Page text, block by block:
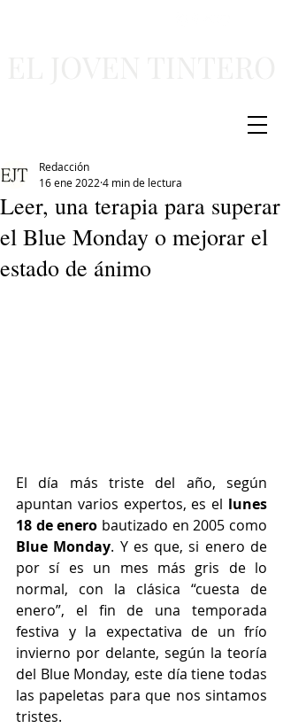
Leer, una terapia para superar
el Blue Monday o mejorar el
estado de ánimo
Redacción
16 ene 2022 4 min de lectura
El día más triste del año, según
apuntan varios expertos, es el lunes
18 de enero
Blue Monday. Y es que, si enero de
por sí es un mes más gris de lo
normal, con la clásica “cuesta de
enero”, el fin de una temporada
festiva y la expectativa de un frío
invierno por delante, según la teoría
del Blue Monday, este día tiene todas
las papeletas para que nos sintamos
tristes.